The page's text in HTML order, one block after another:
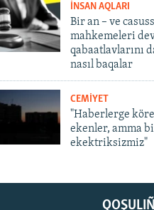
İNSAN AQLARI
Bir an – ve
mahkemeleri
qabaatlavlarını
nasıl baqalar
CEMİYET
"Haberlerge
ekenler, amma
ekektriksizmiz"